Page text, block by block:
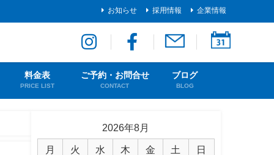
お知らせ 採用情報 企業情報
料金表
PRICE LIST
ご予約・お問合せ
CONTACT
ブログ
BLOG
2026年8月
月 火 水 木 金 土 日